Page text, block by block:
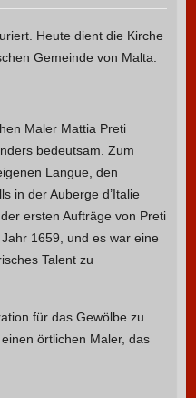
Heute dient die Kirche
Gemeinde von Malta.
Maler Mattia Preti
bedeutsam. Zum
Langue, den
in der Auberge d’Italie
ersten Aufträge von Preti
1659, und es war eine
Talent zu
für das Gewölbe zu
örtlichen Maler, das